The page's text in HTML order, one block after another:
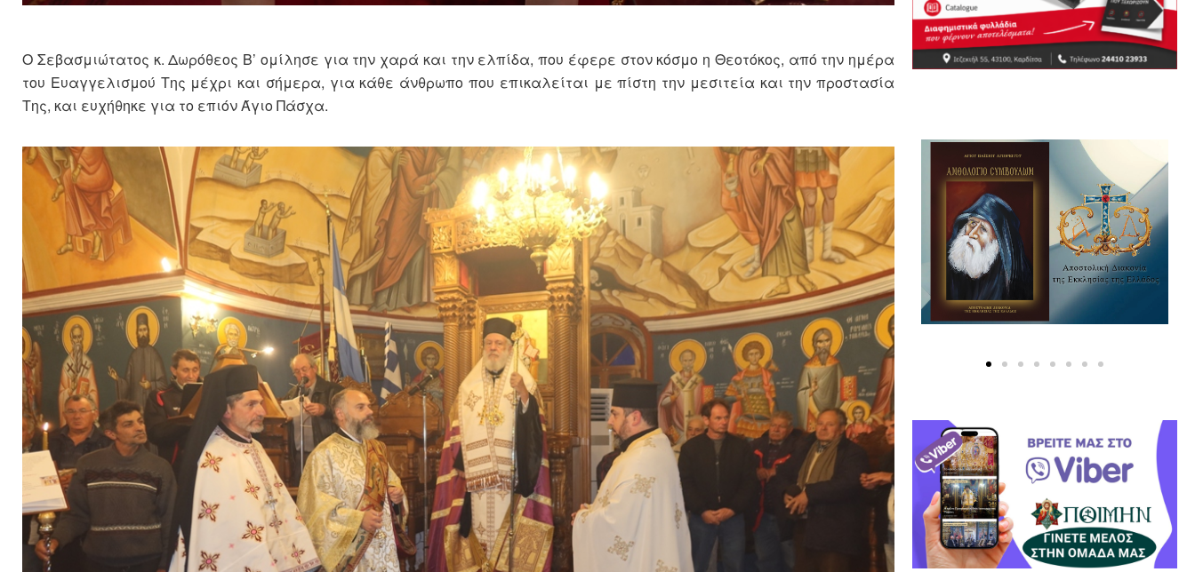
Ο Σεβασμιώτατος κ. Δωρόθεος Β’ ομίλησε για την χαρά και την ελπίδα, που έφερε στον κόσμο η Θεοτόκος, από την ημέρα
του Ευαγγελισμού Της μέχρι και σήμερα, για κάθε άνθρωπο που επικαλείται με πίστη την μεσιτεία και την προστασία
Της, και ευχήθηκε για το επιόν Άγιο Πάσχα.